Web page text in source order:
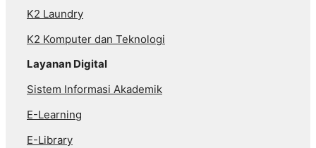
K2 Laundry
K2 Komputer dan Teknologi
Layanan Digital
Sistem Informasi Akademik
E-Learning
E-Library